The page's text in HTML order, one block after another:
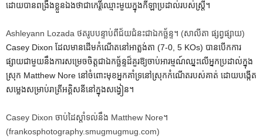
ដោយបានពង្រឹងខ្លួនឯងថាជាកេរ្តិ៍ឈ្មោះមួយក្នុងកីឡាប្រដាល់របស់ស្ត្រី។
Ashleyann Lozada ថតរូបបន្ទាប់ពីជ័យជំនះជាឯកច្ឆ័ន្ទ។ (សាលីតា ផ្សព្វផ្សាយ)
Casey Dixon ដែលមានដើមកំណើតនៅអាត្លង់តា (7-0, 5 KOs) បានបើកការ
ផ្សាយជាមួយនឹងការសម្រេចចិត្តជាឯកច្ឆ័ន្ទដ៏គួរឱ្យចាប់អារម្មណ៍ឈ្នះលើអ្នកប្រដាល់ក្នុង
ស្រុក Matthew Nore នៅចំពោះមុខអ្នកគាំទ្រនៅស្រុកកំណើតរបស់គាត់ ដោយបង្កើត
សម្លេងសម្រាប់រាត្រីអគ្គិសនីនៅក្នុងសង្វៀន។
Casey Dixon ចាប់ដៃស្តាំទល់នឹង Matthew Nore។
(frankosphotography.smugmugmug.com)